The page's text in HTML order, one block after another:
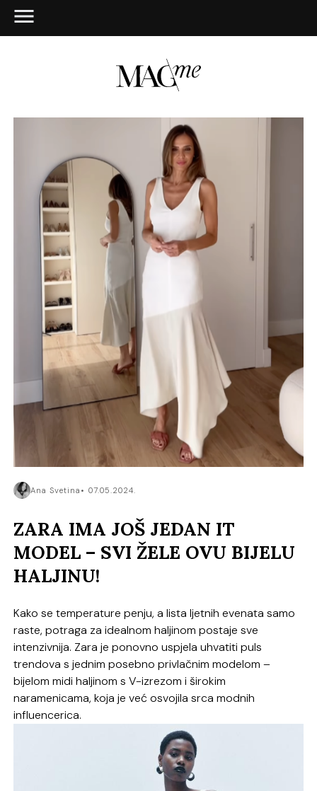
Ana Svetina 07.05.2024.
ZARA IMA JOŠ JEDAN IT
MODEL – SVI ŽELE OVU BIJELU
HALJINU!
Kako se temperature penju, a lista ljetnih evenata samo
raste, potraga za idealnom haljinom postaje sve
intenzivnija. Zara je ponovno uspjela uhvatiti puls
trendova s jednim posebno privlačnim modelom –
bijelom midi haljinom s V-izrezom i širokim
naramenicama, koja je već osvojila srca modnih
influencerica.